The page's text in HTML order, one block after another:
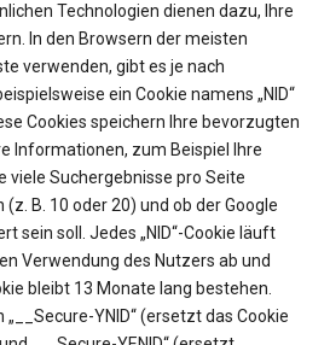
Technologien dienen dazu, Ihre
In den Browsern der meisten
verwenden, gibt es je nach
ein Cookie namens „NID“
Cookies speichern Ihre bevorzugten
Informationen, zum Beispiel Ihre
viele Suchergebnisse pro Seite
B. 10 oder 20) und ob der Google
sein soll. Jedes „NID“-Cookie läuft
Verwendung des Nutzers ab und
bleibt 13 Monate lang bestehen.
YNID“ (ersetzt das Cookie